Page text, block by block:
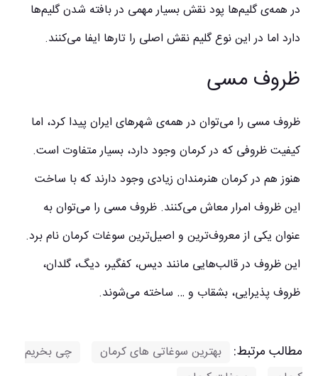
در همه‌ی گلیم‌ها پود نقش بسیار مهمی در بافته شدن گلیم‌ها
دارد اما در این نوع گلیم نقش اصلی را تارها ایفا می‌کنند.
ظروف مسی
ظروف مسی را می‌توان در همه‌ی شهرهای ایران پیدا کرد، اما
کیفیت ظروفی که در کرمان وجود دارد، بسیار متفاوت است.
هنوز هم در کرمان هنرمندان زیادی وجود دارند که با ساخت
این ظروف امرار معاش می‌کنند. ظروف مسی را می‌توان به
عنوان یکی از معروف‌ترین و اصیل‌ترین سوغات کرمان نام برد.
این ظروف در قالب‌هایی مانند دیس، کفگیر، دیگ، گلدان،
ظروف پذیرایی، بشقاب و … ساخته می‌شوند.
مطالب مرتبط: بهترین سوغاتی های کرمان
چی بخریم